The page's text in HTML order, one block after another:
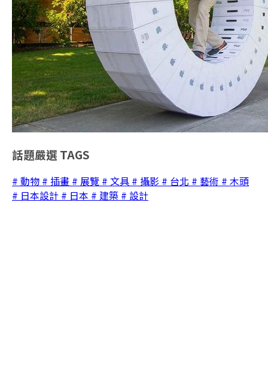
話題嚴選 TAGS
# 動物 # 插畫 # 展覽 # 文具 # 攝影 # 台北 # 藝術 # 木頭
# 日本設計 # 日本 # 建築 # 設計